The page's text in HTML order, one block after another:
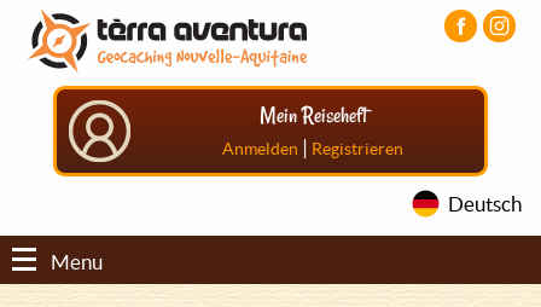
Direkt
zum
Inhalt
Aller
menu
principal
Aller
pied
Mein Reiseheft
Anmelden | Registrieren
Deutsch
Menu